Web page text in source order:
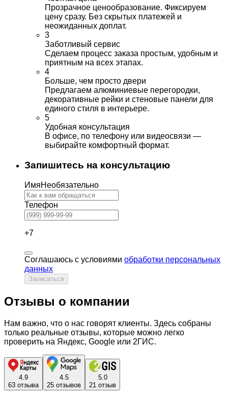
Прозрачное ценообразование. Фиксируем
цену сразу. Без скрытых платежей и
неожиданных доплат.
3
Заботливый сервис
Сделаем процесс заказа простым, удобным и
приятным на всех этапах.
4
Больше, чем просто двери
Предлагаем алюминиевые перегородки,
декоративные рейки и стеновые панели для
единого стиля в интерьере.
5
Удобная консультация
В офисе, по телефону или видеосвязи —
выбирайте комфортный формат.
Запишитесь на консультацию
ИмяНеобязательно
Телефон
+7
Соглашаюсь с условиями обработки персональных
данных
Записаться
Отзывы о компании
Нам важно, что о нас говорят клиенты. Здесь собраны
только реальные отзывы, которые можно легко
проверить на Яндекс, Google или 2ГИС.
4.9
63 отзыва
4.5
25 отзывов
5.0
21 отзыв